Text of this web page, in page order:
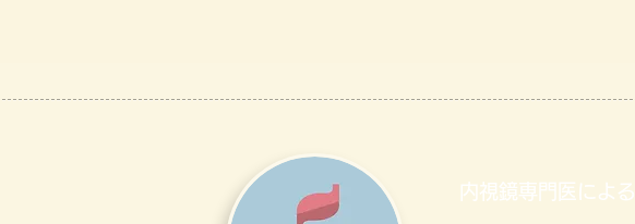
内視鏡専門医による